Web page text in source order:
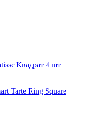
Квадрат 4 шт
Tarte Ring Square